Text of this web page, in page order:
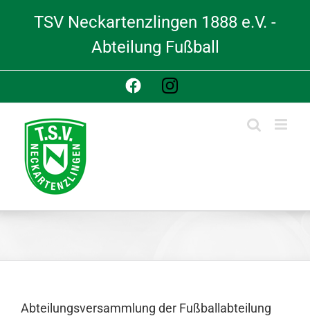
TSV Neckartenzlingen 1888 e.V. -
Abteilung Fußball
FacebookInstagram
Abteilungsversammlung der Fußballabteilung